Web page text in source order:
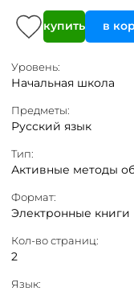
купить в
Уровень:
Начальная школа
Предметы:
Русский язык
Тип:
Активные методы
Формат:
Электронные книги
Кол-во страниц:
2
Язык: